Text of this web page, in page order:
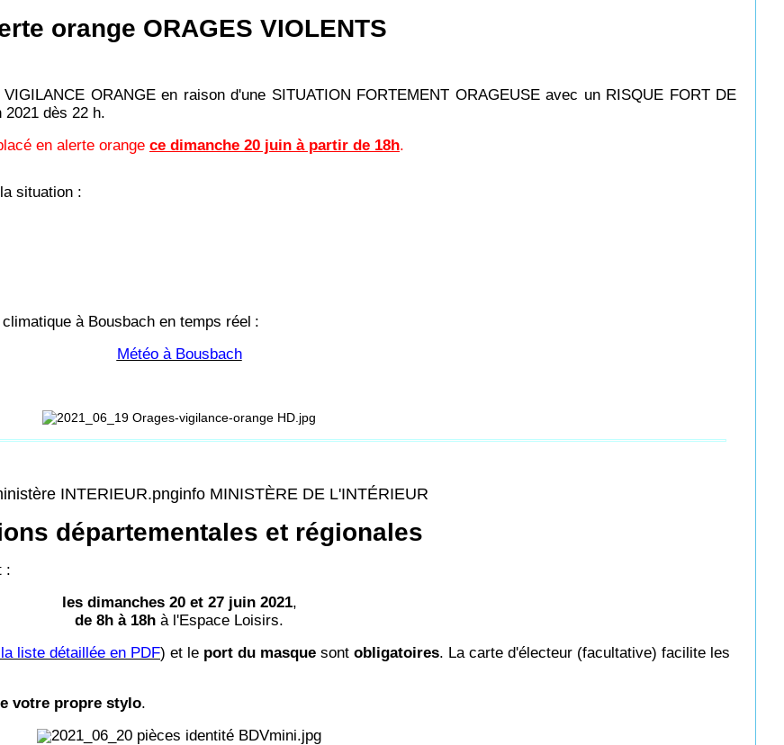
orange ORAGES VIOLENTS
ORANGE en raison d'une SITUATION FORTEMENT ORAGEUSE avec un RISQUE FORT DE
2021 dès 22 h.
en alerte orange ce dimanche 20 juin à partir de 18h.
situation :
à Bousbach en temps réel :
Météo à Bousbach
info MINISTÈRE DE L'INTÉRIEUR
départementales et régionales
:
les dimanches 20 et 27 juin 2021,
de 8h à 18h à l'Espace Loisirs.
liste détaillée en PDF) et le port du masque sont obligatoires. La carte d'électeur (facultative) facilite les
votre propre stylo.